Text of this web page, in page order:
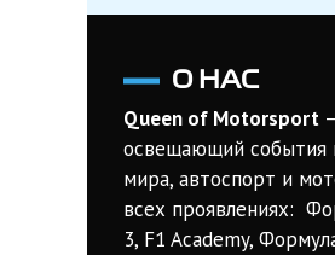
О НАС
Queen of Motorsport
освещающий события
мира, автоспорт и
всех проявлениях:
3, F1 Academy,